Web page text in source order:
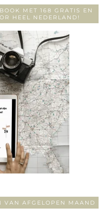
MET 168 GRATIS EN
HEEL NEDERLAND!
VAN AFGELOPEN MAAND